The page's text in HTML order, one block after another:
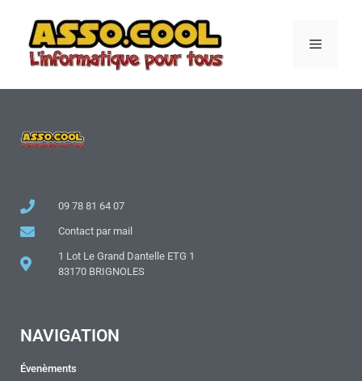
09 78 81 64 07
Contact par mail
1 Lot Le Grand Dantelle ETG 1
83170 BRIGNOLES
NAVIGATION
Évenèments